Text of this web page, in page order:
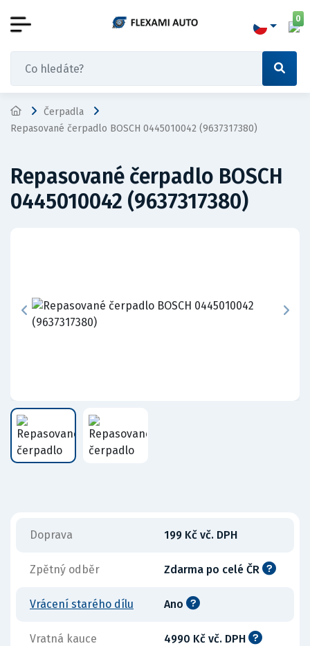
0
Čerpadla
Repasované čerpadlo BOSCH 0445010042 (9637317380)
Repasované čerpadlo BOSCH
0445010042 (9637317380)
Doprava 199 Kč vč. DPH
Zpětný odběr Zdarma po celé ČR
Vrácení starého dílu Ano
Vratná kauce 4990 Kč vč. DPH